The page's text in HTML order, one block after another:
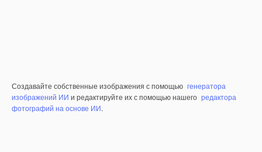
Создавайте собственные изображения с помощью генератора
изображений ИИ и редактируйте их с помощью нашего редактора
фотографий на основе ИИ.